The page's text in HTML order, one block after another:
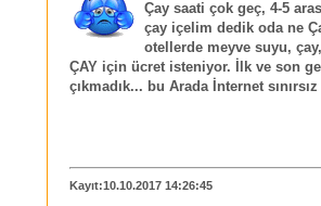
Çay saati çok geç, 4-5
çay içelim dedik oda ne
otellerde meyve suyu, çay,
ÇAY için ücret isteniyor. İlk ve son
çıkmadık... bu Arada İnternet
Kayıt:10.10.2017 14:26:45